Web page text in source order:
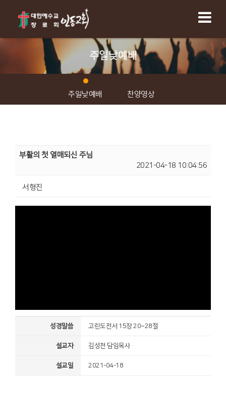
주일낮예배
주일낮예배 찬양영상
부활의 첫 열매되신 주님
2021-04-18 10:04:56
서형진
성경말씀 고린도전서 15장 20~28절
설교자 김성천 담임목사
설교일 2021-04-18